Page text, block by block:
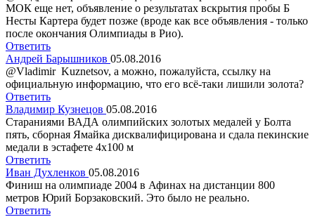
МОК еще нет, объявление о результатах вскрытия пробы Б
Несты Картера будет позже (вроде как все объявления - только
после окончания Олимпиады в Рио).
Ответить
Андрей Барышников 05.08.2016
@Vladimir Kuznetsov, а можно, пожалуйста, ссылку на
официальную информацию, что его всё-таки лишили золота?
Ответить
Владимир Кузнецов 05.08.2016
Стараниями ВАДА олимпийских золотых медалей у Болта
пять, сборная Ямайка дисквалифицирована и сдала пекинские
медали в эстафете 4x100 м
Ответить
Иван Духленков 05.08.2016
Финиш на олимпиаде 2004 в Афинах на дистанции 800
метров Юрий Борзаковский. Это было не реально.
Ответить